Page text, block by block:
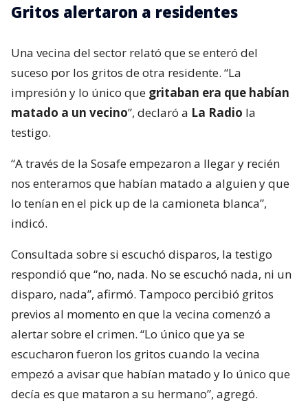
Gritos alertaron a residentes
Una vecina del sector relató que se enteró del
suceso por los gritos de otra residente. “La
impresión y lo único que gritaban era que habían
matado a un vecino”, declaró a La Radio la
testigo.
“A través de la Sosafe empezaron a llegar y recién
nos enteramos que habían matado a alguien y que
lo tenían en el pick up de la camioneta blanca”,
indicó.
Consultada sobre si escuchó disparos, la testigo
respondió que “no, nada. No se escuchó nada, ni un
disparo, nada”, afirmó. Tampoco percibió gritos
previos al momento en que la vecina comenzó a
alertar sobre el crimen. “Lo único que ya se
escucharon fueron los gritos cuando la vecina
empezó a avisar que habían matado y lo único que
decía es que mataron a su hermano”, agregó.